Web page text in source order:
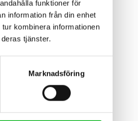
funktioner för
information från din enhet
kombinera informationen
tjänster.
Marknadsföring